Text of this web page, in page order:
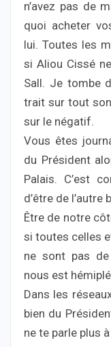
n’avez pas de
quoi acheter
lui. Toutes les
si Aliou Cissé
Sall. Je tombe
trait sur tout
sur le négatif.
Vous êtes
du Président
Palais. C’est
d’être de
Être de notre
si toutes celles
ne sont pas
nous est
Dans les
bien du
ne te parle plus